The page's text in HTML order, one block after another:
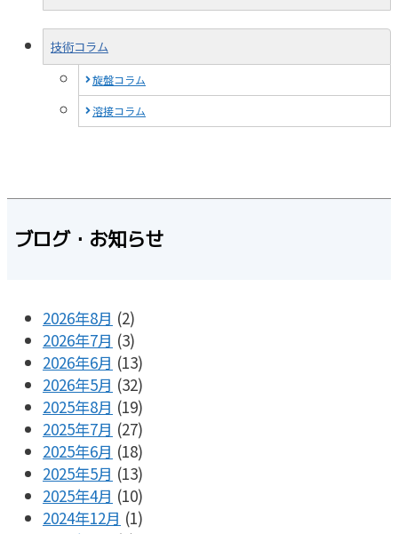
技術コラム
旋盤コラム
溶接コラム
ブログ・お知らせ
2026年8月 (2)
2026年7月 (3)
2026年6月 (13)
2026年5月 (32)
2025年8月 (19)
2025年7月 (27)
2025年6月 (18)
2025年5月 (13)
2025年4月 (10)
2024年12月 (1)